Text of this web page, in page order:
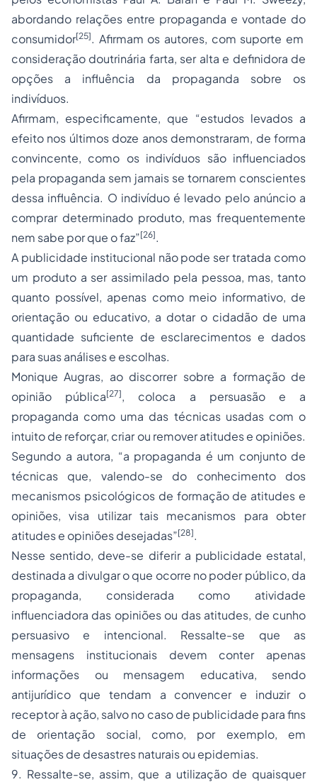
abordando relações entre propaganda e vontade do
consumidor[25]. Afirmam os autores, com suporte em
consideração doutrinária farta, ser alta e definidora de
opções a influência da propaganda sobre os
indivíduos.
Afirmam, especificamente, que “estudos levados a
efeito nos últimos doze anos demonstraram, de forma
convincente, como os indivíduos são influenciados
pela propaganda sem jamais se tornarem conscientes
dessa influência. O indivíduo é levado pelo anúncio a
comprar determinado produto, mas frequentemente
nem sabe por que o faz”[26].
A publicidade institucional não pode ser tratada como
um produto a ser assimilado pela pessoa, mas, tanto
quanto possível, apenas como meio informativo, de
orientação ou educativo, a dotar o cidadão de uma
quantidade suficiente de esclarecimentos e dados
para suas análises e escolhas.
Monique Augras, ao discorrer sobre a formação de
opinião pública[27], coloca a persuasão e a
propaganda como uma das técnicas usadas com o
intuito de reforçar, criar ou remover atitudes e opiniões.
Segundo a autora, “a propaganda é um conjunto de
técnicas que, valendo-se do conhecimento dos
mecanismos psicológicos de formação de atitudes e
opiniões, visa utilizar tais mecanismos para obter
atitudes e opiniões desejadas”[28].
Nesse sentido, deve-se diferir a publicidade estatal,
destinada a divulgar o que ocorre no poder público, da
propaganda, considerada como atividade
influenciadora das opiniões ou das atitudes, de cunho
persuasivo e intencional. Ressalte-se que as
mensagens institucionais devem conter apenas
informações ou mensagem educativa, sendo
antijurídico que tendam a convencer e induzir o
receptor à ação, salvo no caso de publicidade para fins
de orientação social, como, por exemplo, em
situações de desastres naturais ou epidemias.
9. Ressalte-se, assim, que a utilização de quaisquer